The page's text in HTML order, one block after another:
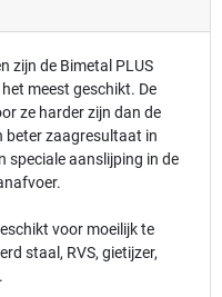
zijn de Bimetal PLUS
meest geschikt. De
ze harder zijn dan de
beter zaagresultaat in
speciale aanslijping in de
voor moeilijk te
staal, RVS, gietijzer,